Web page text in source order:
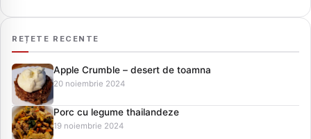
REȚETE RECENTE
Apple Crumble – desert de toamna
20 noiembrie 2024
Porc cu legume thailandeze
19 noiembrie 2024